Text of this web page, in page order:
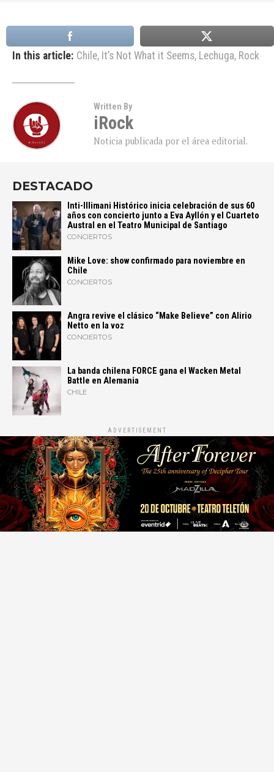
In this article: Chile, It’s Not What it Seems, Lechuga, Rock
Written By
iRock
Noticia publicada por el área editorial.
DESTACADO
Inti-Illimani Histórico inicia celebración de sus 60
años con concierto junto a Eva Ayllón y el Cuarteto
Austral en el Teatro Municipal de Santiago
CONCIERTOS
Mike Love: show confirmado para noviembre en
Chile
CONCIERTOS
Angra revive el clásico “Make Believe” con Alirio
Netto en la voz
CONCIERTOS
La banda chilena FORCE gana el Wacken Metal
Battle en Alemania
CHILE
ADVERTISEMENT